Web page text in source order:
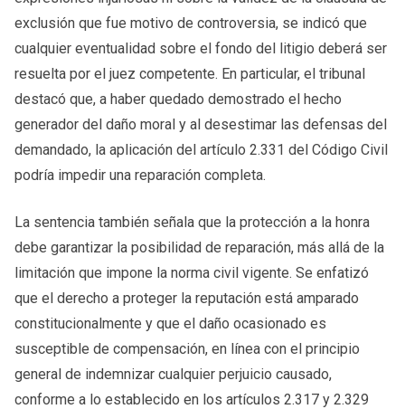
exclusión que fue motivo de controversia, se indicó que
cualquier eventualidad sobre el fondo del litigio deberá ser
resuelta por el juez competente. En particular, el tribunal
destacó que, a haber quedado demostrado el hecho
generador del daño moral y al desestimar las defensas del
demandado, la aplicación del artículo 2.331 del Código Civil
podría impedir una reparación completa.
La sentencia también señala que la protección a la honra
debe garantizar la posibilidad de reparación, más allá de la
limitación que impone la norma civil vigente. Se enfatizó
que el derecho a proteger la reputación está amparado
constitucionalmente y que el daño ocasionado es
susceptible de compensación, en línea con el principio
general de indemnizar cualquier perjuicio causado,
conforme a lo establecido en los artículos 2.317 y 2.329